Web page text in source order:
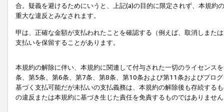
合。疑義を避けるためにいうと、上記(a)の目的に限定されず、本規
重大な違反とみなされます。
甲は、正確な金額が支払われたことを確認する（例えば、取消しまた
支払いを保留することがあります。
本規約の解除に伴い、本規約に関連して付与された一切のライセンス
条、第5条、第6条、第7条、第8条、第10条および第11条およびプロ
基づく支払可能だが未払いの支払義務は、本規約の解除後も存続する
の違反または本規約に基づき生じた責任を免責するものではありませ